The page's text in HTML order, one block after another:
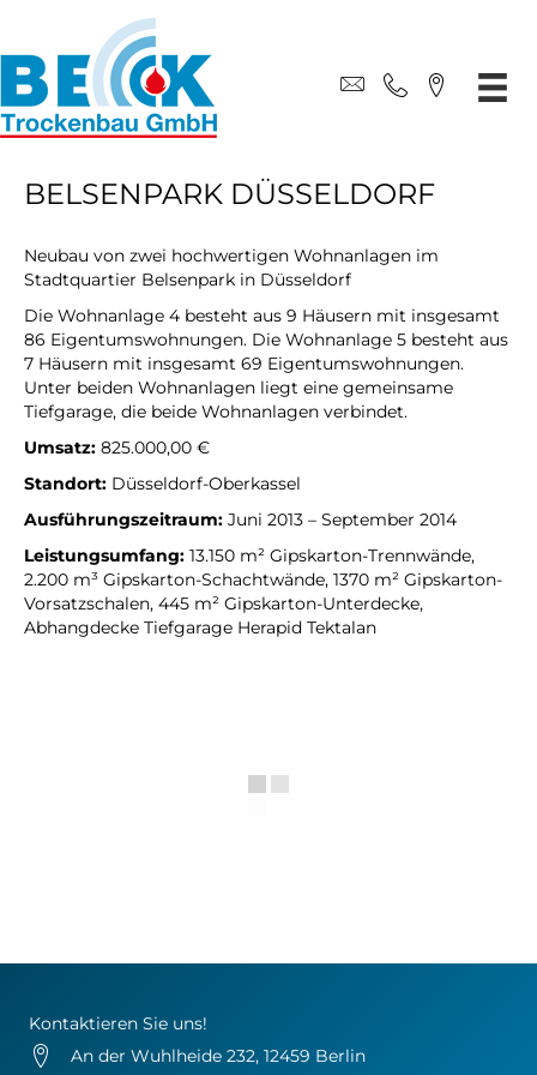
BELSENPARK DÜSSELDORF
Neubau von zwei hochwertigen Wohnanlagen im
Stadtquartier Belsenpark in Düsseldorf
Die Wohnanlage 4 besteht aus 9 Häusern mit insgesamt
86 Eigentumswohnungen. Die Wohnanlage 5 besteht aus
7 Häusern mit insgesamt 69 Eigentumswohnungen.
Unter beiden Wohnanlagen liegt eine gemeinsame
Tiefgarage, die beide Wohnanlagen verbindet.
Umsatz: 825.000,00 €
Standort: Düsseldorf-Oberkassel
Ausführungszeitraum: Juni 2013 – September 2014
Leistungsumfang: 13.150 m² Gipskarton-Trennwände,
2.200 m³ Gipskarton-Schachtwände, 1370 m² Gipskarton-
Vorsatzschalen, 445 m² Gipskarton-Unterdecke,
Abhangdecke Tiefgarage Herapid Tektalan
Kontaktieren Sie uns!
An der Wuhlheide 232, 12459 Berlin